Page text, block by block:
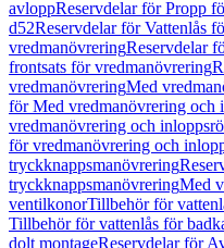
avloppReservdelar för Propp
d52Reservdelar för Vattenlås
vredmanövreringReservdelar
frontsats för vredmanövrering
vredmanövreringMed
för Med vredmanövrering och
vredmanövrering och
för vredmanövrering och
tryckknappsmanövrering
tryckknappsmanövreringMed
ventilkonorTillbehör för
Tillbehör för vattenlås för
dolt montageReservdelar för